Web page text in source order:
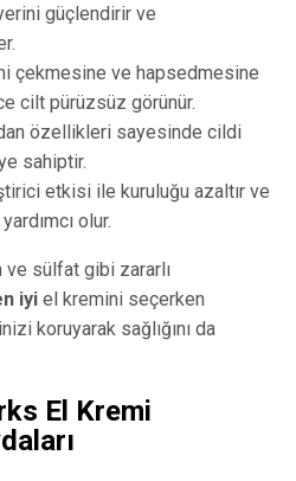
güçlendirir ve
çekmesine ve hapsedmesine
cilt pürüzsüz görünür.
özellikleri sayesinde cildi
sahiptir.
etkisi ile kuruluğu azaltır ve
olur.
ve sülfat gibi zararlı
iyi el kremini seçerken
koruyarak sağlığını da
El Kremi